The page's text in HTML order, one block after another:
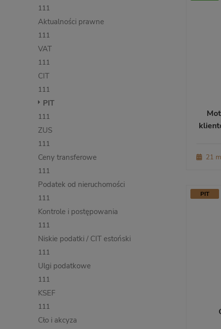
21
PIT
111
Aktualności prawne
111
VAT
111
CIT
111
PIT
111
ZUS
111
Ceny transferowe
111
Podatek od nieruchomości
111
Kontrole i postępowania
111
Niskie podatki / CIT estoński
111
Ulgi podatkowe
111
KSEF
111
Cło i akcyza